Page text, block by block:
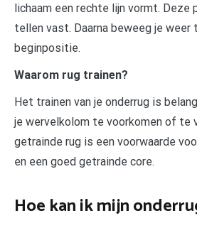
lichaam een rechte lijn vormt. Deze
tellen vast. Daarna beweeg je weer
beginpositie.
Waarom rug trainen?
Het trainen van je onderrug is
je wervelkolom te voorkomen of te
getrainde rug is een voorwaarde
en een goed getrainde core.
Hoe kan ik mijn